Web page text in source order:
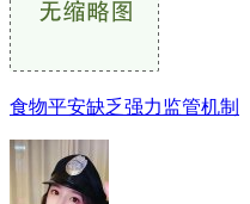
食物平安缺乏强力监管机制